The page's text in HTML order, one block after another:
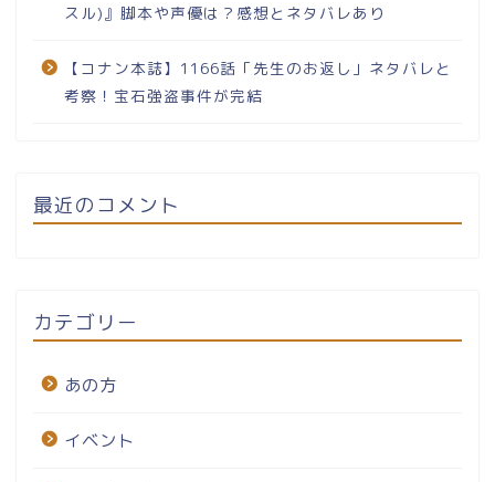
スル)』脚本や声優は？感想とネタバレあり
【コナン本誌】1166話「先生のお返し」ネタバレと
考察！宝石強盗事件が完結
最近のコメント
カテゴリー
あの方
イベント